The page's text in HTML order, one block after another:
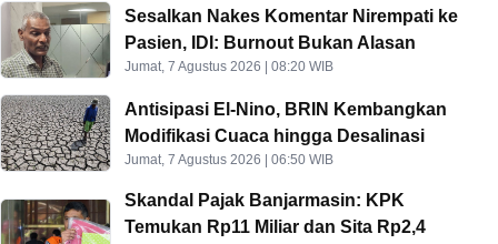
Sesalkan Nakes Komentar Nirempati ke
Pasien, IDI: Burnout Bukan Alasan
Jumat, 7 Agustus 2026 | 08:20 WIB
Antisipasi El-Nino, BRIN Kembangkan
Modifikasi Cuaca hingga Desalinasi
Jumat, 7 Agustus 2026 | 06:50 WIB
Skandal Pajak Banjarmasin: KPK
Temukan Rp11 Miliar dan Sita Rp2,4